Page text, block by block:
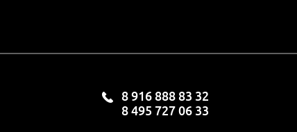
8 916 888 83 32
8 495 727 06 33